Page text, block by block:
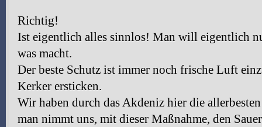
Richtig!
Ist eigentlich alles sinnlos! Man will eigentlich
was macht.
Der beste Schutz ist immer noch frische Luft
Kerker ersticken.
Wir haben durch das Akdeniz hier die
man nimmt uns, mit dieser Maßnahme, den